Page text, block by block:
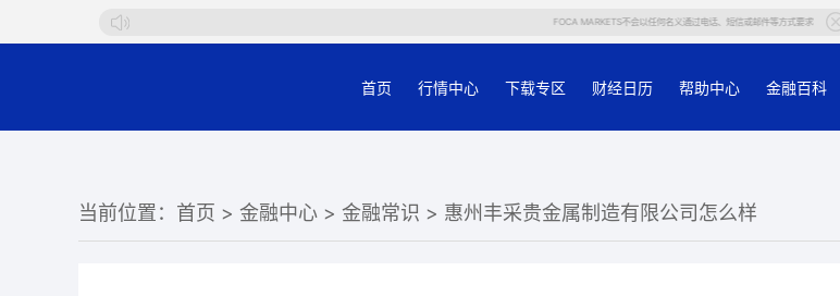
FOCA MARKETS不会以任何名义通过电话、短信或邮件等方式要求客户提供帐户等个
首页 行情中心 下载专区 财经日历 帮助中心 金融百科
当前位置： 首页 > 金融中心 > 金融常识 > 惠州丰采贵金属制造有限公司怎么样